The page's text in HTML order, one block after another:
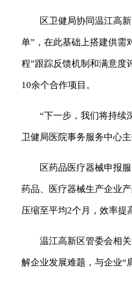
区卫健局协同温江高
单”，在此基础上搭建供需
程”跟踪反馈机制和满意度
10余个合作项目。
“下一步，我们将持续
卫健局医院事务服务中心主
区药品医疗器械申报
药品、医疗器械生产企业
压缩至平均2个月，效率提
温江高新区管委会相
解企业发展难题，与企业“